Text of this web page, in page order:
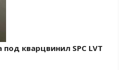
кварцвинил SPC LVT